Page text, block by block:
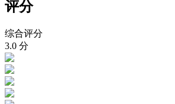
评分
综合评分
3.0 分